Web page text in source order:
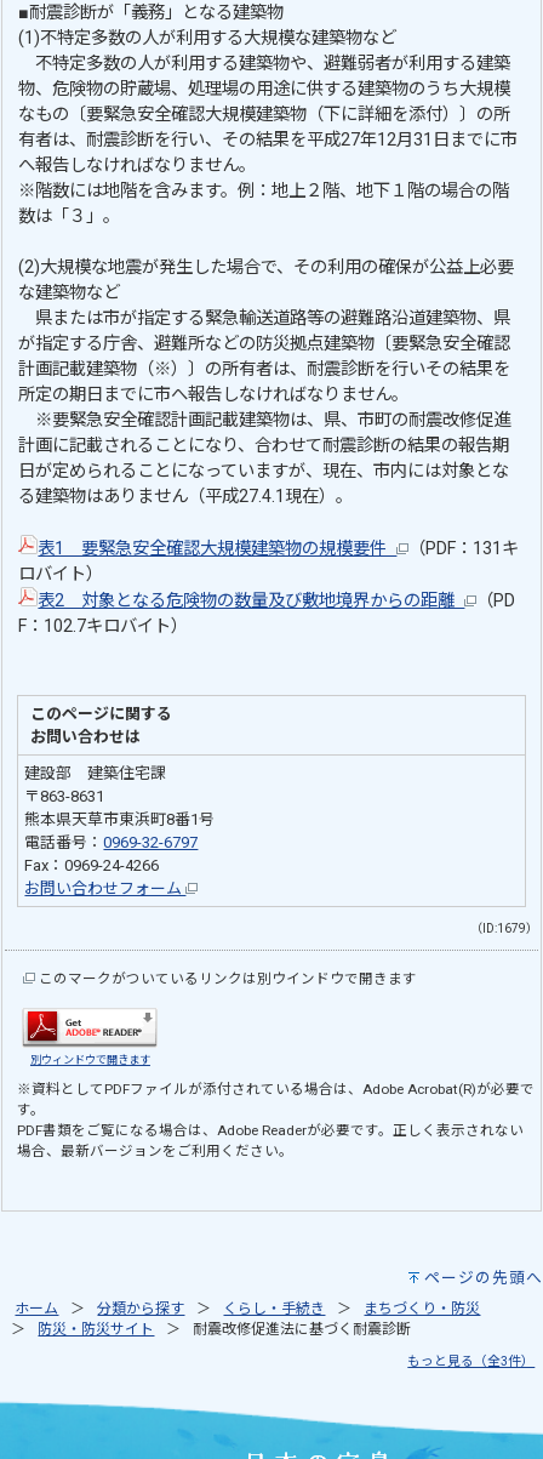
■耐震診断が「義務」となる建築物
(1)不特定多数の人が利用する大規模な建築物など
不特定多数の人が利用する建築物や、避難弱者が利用する建築
物、危険物の貯蔵場、処理場の用途に供する建築物のうち大規模
なもの〔要緊急安全確認大規模建築物（下に詳細を添付）〕の所
有者は、耐震診断を行い、その結果を平成27年12月31日までに市
へ報告しなければなりません。
※階数には地階を含みます。例：地上２階、地下１階の場合の階
数は「３」。
(2)大規模な地震が発生した場合で、その利用の確保が公益上必要
な建築物など
県または市が指定する緊急輸送道路等の避難路沿道建築物、県
が指定する庁舎、避難所などの防災拠点建築物〔要緊急安全確認
計画記載建築物（※）〕の所有者は、耐震診断を行いその結果を
所定の期日までに市へ報告しなければなりません。
※要緊急安全確認計画記載建築物は、県、市町の耐震改修促進
計画に記載されることになり、合わせて耐震診断の結果の報告期
日が定められることになっていますが、現在、市内には対象とな
る建築物はありません（平成27.4.1現在）。
表1 要緊急安全確認大規模建築物の規模要件
（PDF：131キ
ロバイト）
表2 対象となる危険物の数量及び敷地境界からの距離
（PD
F：102.7キロバイト）
このページに関する
お問い合わせは
建設部 建築住宅課
〒863-8631
熊本県天草市東浜町8番1号
電話番号：0969-32-6797
Fax：0969-24-4266
お問い合わせフォーム
（ID:1679）
このマークがついているリンクは別ウインドウで開きます
別ウィンドウで開きます
※資料としてPDFファイルが添付されている場合は、Adobe Acrobat(R)が必要で
す。
PDF書類をご覧になる場合は、Adobe Readerが必要です。正しく表示されない
場合、最新バージョンをご利用ください。
ページの先頭へ
ホーム 分類から探す くらし・手続き
まちづくり・防災
防災・防災サイト
耐震改修促進法に基づく耐震診断
もっと見る（全3件）